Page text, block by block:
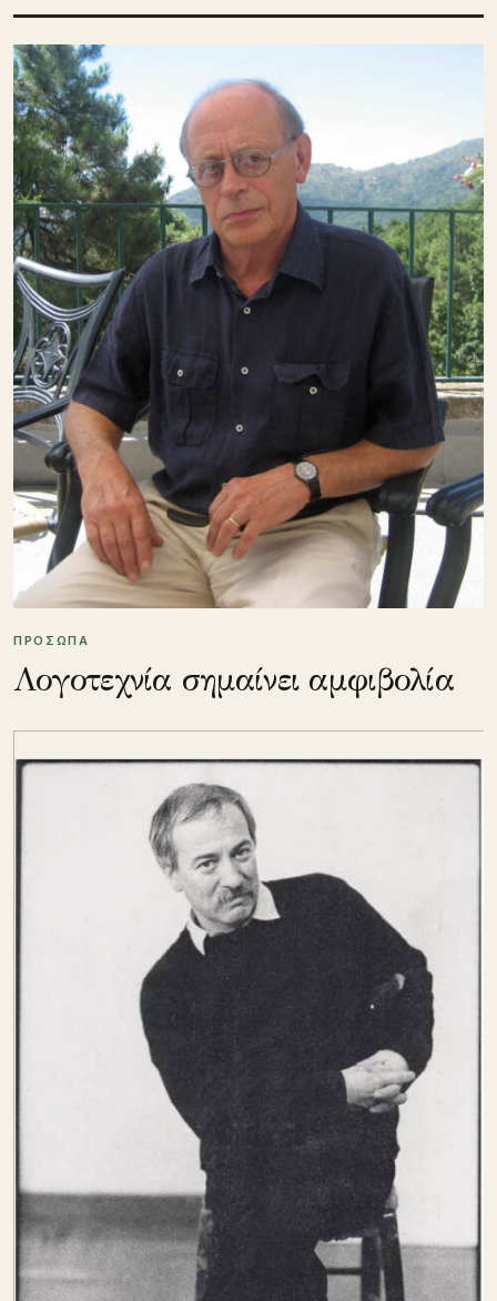
ΠΡΟΣΩΠΑ
Λογοτεχνία σημαίνει αμφιβολία